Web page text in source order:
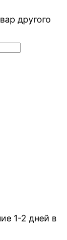
другого
1-2 дней в